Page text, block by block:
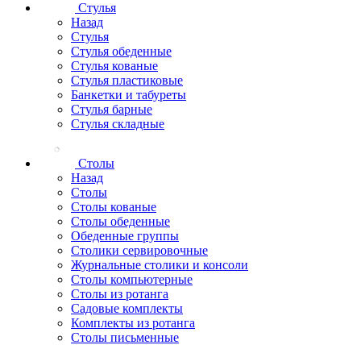
Стулья
Назад
Стулья
Стулья обеденные
Стулья кованые
Стулья пластиковые
Банкетки и табуреты
Стулья барные
Стулья складные
Столы
Назад
Столы
Столы кованые
Столы обеденные
Обеденные группы
Столики сервировочные
Журнальные столики и консоли
Столы компьютерные
Столы из ротанга
Садовые комплекты
Комплекты из ротанга
Столы письменные